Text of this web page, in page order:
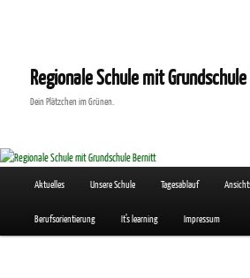
Regionale Schule mit
Dein Plätzchen im Grünen.
Aktuelles Unsere Schule Tagesablauf
Berufsorientierung It’s learning Impressum